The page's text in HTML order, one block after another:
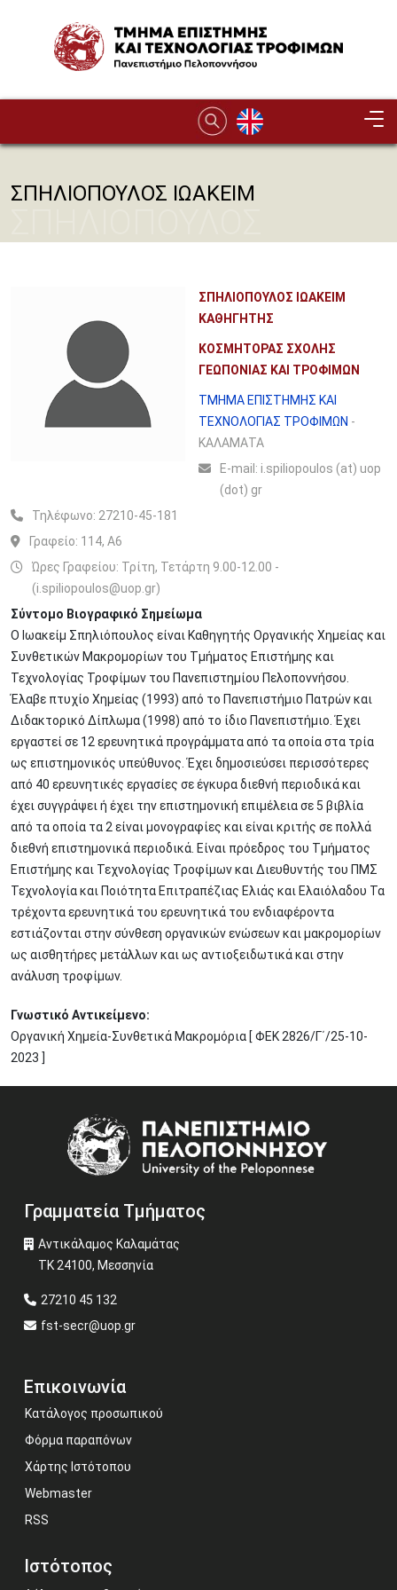
Image
ΣΠΗΛΙΟΠΟΥΛΟΣ ΙΩΑΚΕΙΜ
ΣΠΗΛΙΟΠΟΥΛΟΣ ΙΩΑΚΕΙΜ
ΚΑΘΗΓΗΤΗΣ
ΚΟΣΜΗΤΟΡΑΣ ΣΧΟΛΗΣ
ΓΕΩΠΟΝΙΑΣ ΚΑΙ ΤΡΟΦΙΜΩΝ
ΤΜΗΜΑ ΕΠΙΣΤΗΜΗΣ ΚΑΙ
ΤΕΧΝΟΛΟΓΙΑΣ ΤΡΟΦΙΜΩΝ -
ΚΑΛΑΜΑΤΑ
Ε-mail: i.spiliopoulos (at) uop
(dot) gr
Τηλέφωνο: 27210-45-181
Γραφείο: 114, Α6
Ώρες Γραφείου: Τρίτη, Τετάρτη 9.00-12.00 -
(i.spiliopoulos@uop.gr)
Σύντομο Βιογραφικό Σημείωμα
Ο Iωακείμ Σπηλιόπουλος είναι Καθηγητής Οργανικής Χημείας και
Συνθετικών Μακρομορίων του Τμήματος Επιστήμης και
Τεχνολογίας Τροφίμων του Πανεπιστημίου Πελοποννήσου.
Έλαβε πτυχίο Χημείας (1993) από το Πανεπιστήμιο Πατρών και
Διδακτορικό Δίπλωμα (1998) από το ίδιο Πανεπιστήμιο. Έχει
εργαστεί σε 12 ερευνητικά προγράμματα από τα οποία στα τρία
ως επιστημονικός υπεύθυνος. Έχει δημοσιεύσει περισσότερες
από 40 ερευνητικές εργασίες σε έγκυρα διεθνή περιοδικά και
έχει συγγράψει ή έχει την επιστημονική επιμέλεια σε 5 βιβλία
από τα οποία τα 2 είναι μονογραφίες και είναι κριτής σε πολλά
διεθνή επιστημονικά περιοδικά. Είναι πρόεδρος του Τμήματος
Επιστήμης και Τεχνολογίας Τροφίμων και Διευθυντής του ΠΜΣ
Τεχνολογία και Ποιότητα Επιτραπέζιας Ελιάς και Ελαιόλαδου Τα
τρέχοντα ερευνητικά του ερευνητικά του ενδιαφέροντα
εστιάζονται στην σύνθεση οργανικών ενώσεων και μακρομορίων
ως αισθητήρες μετάλλων και ως αντιοξειδωτικά και στην
ανάλυση τροφίμων.
Γνωστικό Αντικείμενο:
Οργανική Χημεία-Συνθετικά Μακρομόρια [ ΦΕΚ 2826/Γ΄/25-10-
2023 ]
Γραμματεία Τμήματος
Αντικάλαμος Καλαμάτας
ΤΚ 24100, Μεσσηνία
27210 45 132
fst-secr@uop.gr
Επικοινωνία
Κατάλογος προσωπικού
Φόρμα παραπόνων
Χάρτης Ιστότοπου
Webmaster
RSS
Ιστότοπος